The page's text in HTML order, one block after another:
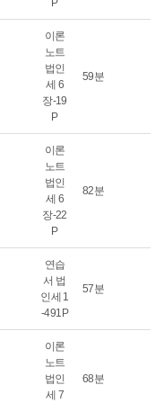
P
이론
노트
법인
세 6
장-19
P
59분
이론
노트
법인
세 6
장-22
P
82분
연습
서 법
인세 1
-491P
57분
이론
노트
법인
세 7
68분